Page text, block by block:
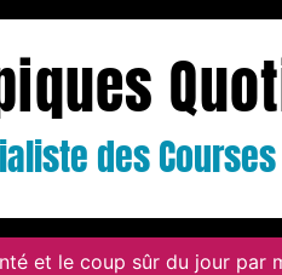
des Courses
et le coup sûr du jour par